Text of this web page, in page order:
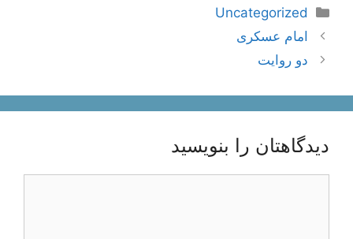
دسته‌ها
Uncategorized
ناوبری
نوشته‌ها
امام عسکری
دو روایت
دیدگاهتان را بنویسید